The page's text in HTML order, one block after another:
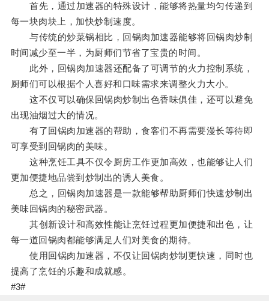
首先，通过加速器的特殊设计，能够将热量均匀传递到
每一块肉块上，加快炒制速度。
与传统的炒菜锅相比，回锅肉加速器能够将回锅肉炒制
时间减少至一半，为厨师们节省了宝贵的时间。
此外，回锅肉加速器还配备了可调节的火力控制系统，
厨师们可以根据个人喜好和口味需求来调整火力大小。
这不仅可以确保回锅肉炒制出色香味俱佳，还可以避免
出现油烟过大的情况。
有了回锅肉加速器的帮助，食客们不再需要漫长等待即
可享受到回锅肉的美味。
这种烹饪工具不仅令厨房工作更加高效，也能够让人们
更加便捷地品尝到炒制出的诱人美食。
总之，回锅肉加速器是一款能够帮助厨师们快速炒制出
美味回锅肉的秘密武器。
其创新设计和高效性能让烹饪过程更加便捷和出色，让
每一道回锅肉都能够满足人们对美食的期待。
使用回锅肉加速器，不仅让回锅肉炒制更快速，同时也
提高了烹饪的乐趣和成就感。
#3#